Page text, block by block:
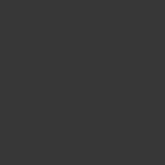
microscope’ (1867)
(1869-1873)
(1870-1880)
(1870-1890)
Frans (1870-1900)
IX (ca. 1890)